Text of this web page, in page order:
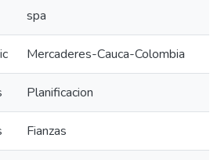
spa
Mercaderes-Cauca-Colombia
Planificacion
Fianzas